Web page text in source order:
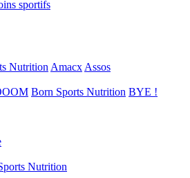
sportifs
Nutrition Amacx Assos
Born Sports Nutrition BYE !
Nutrition